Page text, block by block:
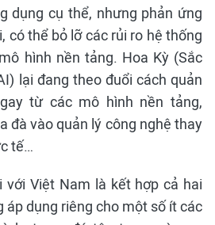
dụng cụ thể, nhưng phản ứng
có thể bỏ lỡ các rủi ro hệ thống
hình nền tảng. Hoa Kỳ (Sắc
lại đang theo đuổi cách quản
từ các mô hình nền tảng,
đà vào quản lý công nghệ thay
tế…
với Việt Nam là kết hợp cả hai
áp dụng riêng cho một số ít các